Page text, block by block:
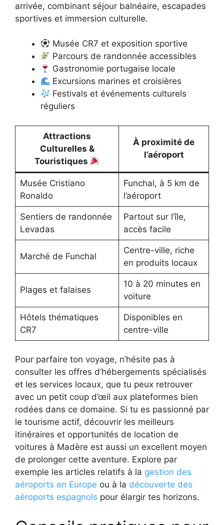
arrivée, combinant séjour balnéaire, escapades
sportives et immersion culturelle.
Musée CR7 et exposition sportive
Parcours de randonnée accessibles
Gastronomie portugaise locale
Excursions marines et croisières
Festivals et événements culturels
réguliers
Attractions
Culturelles &
Touristiques
À proximité de
l’aéroport
Musée Cristiano
Ronaldo
Funchal, à 5 km de
l’aéroport
Sentiers de randonnée
Levadas
Partout sur l’île,
accès facile
Marché de Funchal
Centre-ville, riche
en produits locaux
Plages et falaises
10 à 20 minutes en
voiture
Hôtels thématiques
CR7
Disponibles en
centre-ville
Pour parfaire ton voyage, n’hésite pas à
consulter les offres d’hébergements spécialisés
et les services locaux, que tu peux retrouver
avec un petit coup d’œil aux plateformes bien
rodées dans ce domaine. Si tu es passionné par
le tourisme actif, découvrir les meilleurs
itinéraires et opportunités de location de
voitures à Madère est aussi un excellent moyen
de prolonger cette aventure. Explore par
exemple les articles relatifs à la gestion des
aéroports en Europe ou à la découverte des
aéroports espagnols pour élargir tes horizons.